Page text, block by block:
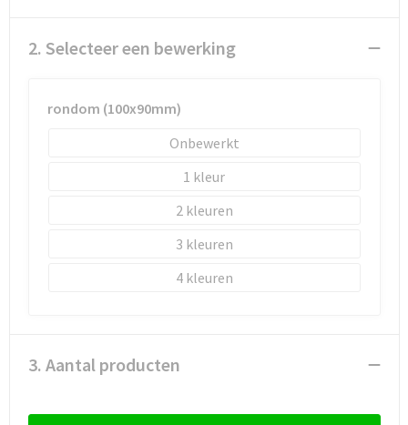
Schoudertassen
Reistassensets
2. Selecteer een bewerking
rondom (100x90mm)
Onbewerkt
1
2
3
4
3. Aantal producten